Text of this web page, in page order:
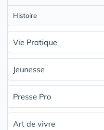
Histoire
Vie Pratique
Jeunesse
Presse Pro
Art de vivre